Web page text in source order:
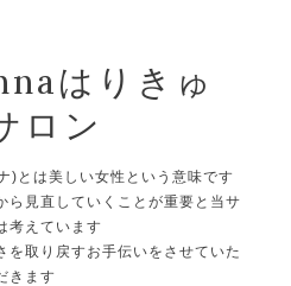
はりきゅ
ロン
)とは美しい女性という意味です
ら見直していくことが重要と当サ
考えています
を取り戻すお手伝いをさせていた
きます